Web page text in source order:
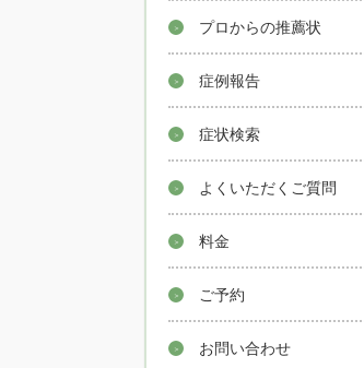
プロからの推薦状
症例報告
症状検索
よくいただくご質問
料金
ご予約
お問い合わせ